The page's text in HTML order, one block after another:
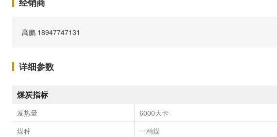
高鹏 18947747131
详细参数
煤炭指标
发热量
6000大卡
煤种
一精煤